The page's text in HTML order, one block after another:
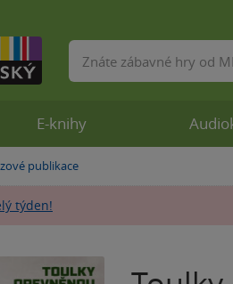
publikace
týden!
E-knihy
Vyhledávání